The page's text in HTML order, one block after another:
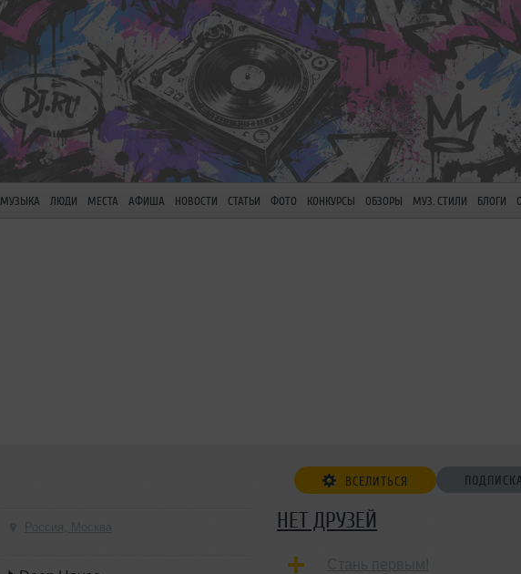
МУЗЫКА ЛЮДИ МЕСТА АФИША НОВОСТИ СТАТЬИ ФОТО КОНКУРСЫ ОБЗОРЫ МУЗ. СТИЛИ БЛОГИ
ВСЕЛИТЬСЯ
НЕТ ДРУЗЕЙ